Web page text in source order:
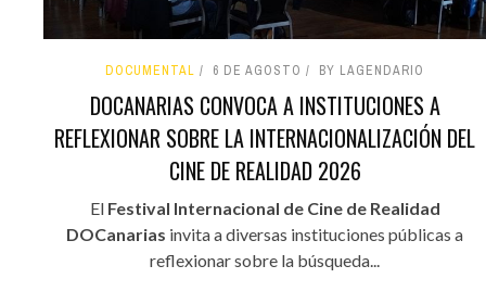
DOCUMENTAL 6 DE AGOSTO BY LAGENDARIO
DOCANARIAS CONVOCA A INSTITUCIONES A
REFLEXIONAR SOBRE LA INTERNACIONALIZACIÓN DEL
CINE DE REALIDAD 2026
El Festival Internacional de Cine de Realidad
DOCanarias invita a diversas instituciones públicas a
reflexionar sobre la búsqueda...